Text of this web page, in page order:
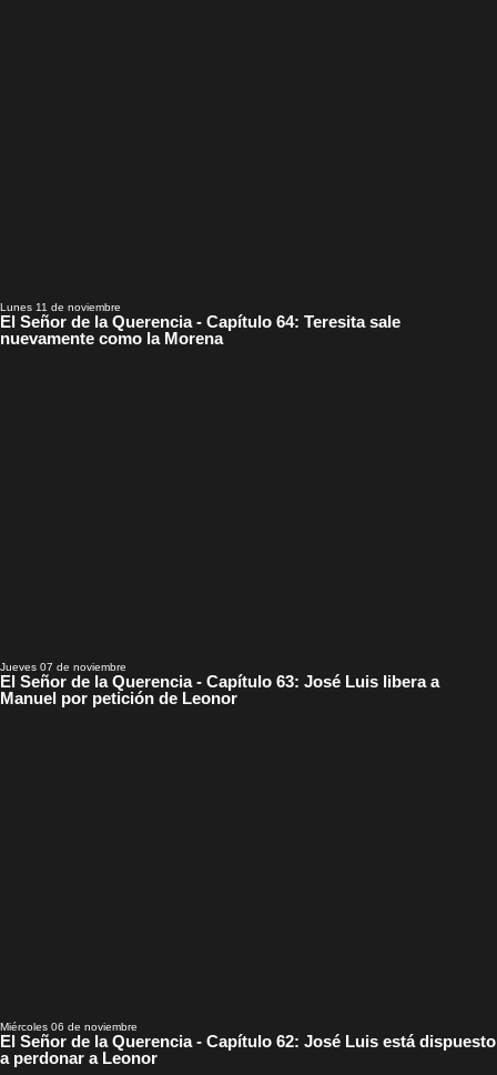
Lunes 11 de noviembre
El Señor de la Querencia - Capítulo 64: Teresita sale
nuevamente como la Morena
Jueves 07 de noviembre
El Señor de la Querencia - Capítulo 63: José Luis libera a
Manuel por petición de Leonor
Miércoles 06 de noviembre
El Señor de la Querencia - Capítulo 62: José Luis está dispuesto
a perdonar a Leonor